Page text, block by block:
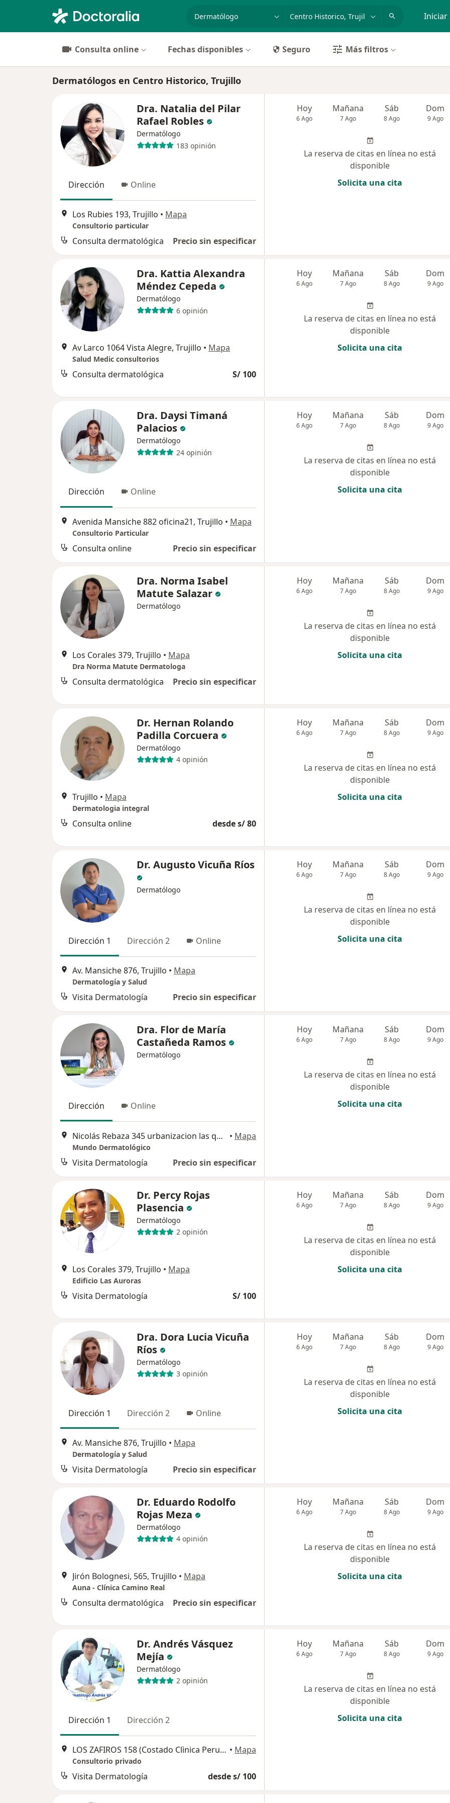
especialidad, enfermedad o nombre Iniciar
Consulta online Fechas disponibles Seguro Más filtros
Dermatólogos en Centro Historico, Trujillo
Dra. Natalia del Pilar
Rafael Robles
Dermatólogo
183 opinión
Dirección Online
Los Rubies 193, Trujillo • Mapa
Consultorio particular
Consulta dermatológica Precio sin especificar
Hoy
6 Ago
Mañana
7 Ago
Sáb
8 Ago
Dom
9 Ago
La reserva de citas en línea no está
disponible
Solicita una cita
Dra. Kattia Alexandra
Méndez Cepeda
Dermatólogo
6 opinión
Av Larco 1064 Vista Alegre, Trujillo • Mapa
Salud Medic consultorios
Consulta dermatológica S/ 100
Hoy
6 Ago
Mañana
7 Ago
Sáb
8 Ago
Dom
9 Ago
La reserva de citas en línea no está
disponible
Solicita una cita
Dra. Daysi Timaná
Palacios
Dermatólogo
24 opinión
Dirección Online
Avenida Mansiche 882 oficina21, Trujillo • Mapa
Consultorio Particular
Consulta online Precio sin especificar
Hoy
6 Ago
Mañana
7 Ago
Sáb
8 Ago
Dom
9 Ago
La reserva de citas en línea no está
disponible
Solicita una cita
Dra. Norma Isabel
Matute Salazar
Dermatólogo
Los Corales 379, Trujillo • Mapa
Dra Norma Matute Dermatologa
Consulta dermatológica Precio sin especificar
Hoy
6 Ago
Mañana
7 Ago
Sáb
8 Ago
Dom
9 Ago
La reserva de citas en línea no está
disponible
Solicita una cita
Dr. Hernan Rolando
Padilla Corcuera
Dermatólogo
4 opinión
Trujillo • Mapa
Dermatologia integral
Consulta online desde s/ 80
Hoy
6 Ago
Mañana
7 Ago
Sáb
8 Ago
Dom
9 Ago
La reserva de citas en línea no está
disponible
Solicita una cita
Dr. Augusto Vicuña Ríos
Dermatólogo
Dirección 1 Dirección 2 Online
Av. Mansiche 876, Trujillo • Mapa
Dermatología y Salud
Visita Dermatología Precio sin especificar
Hoy
6 Ago
Mañana
7 Ago
Sáb
8 Ago
Dom
9 Ago
La reserva de citas en línea no está
disponible
Solicita una cita
Dra. Flor de María
Castañeda Ramos
Dermatólogo
Dirección Online
Nicolás Rebaza 345 urbanizacion las quintanas, Trujillo • Mapa
Mundo Dermatológico
Visita Dermatología Precio sin especificar
Hoy
6 Ago
Mañana
7 Ago
Sáb
8 Ago
Dom
9 Ago
La reserva de citas en línea no está
disponible
Solicita una cita
Dr. Percy Rojas
Plasencia
Dermatólogo
2 opinión
Los Corales 379, Trujillo • Mapa
Edificio Las Auroras
Visita Dermatología S/ 100
Hoy
6 Ago
Mañana
7 Ago
Sáb
8 Ago
Dom
9 Ago
La reserva de citas en línea no está
disponible
Solicita una cita
Dra. Dora Lucia Vicuña
Ríos
Dermatólogo
3 opinión
Dirección 1 Dirección 2 Online
Av. Mansiche 876, Trujillo • Mapa
Dermatología y Salud
Visita Dermatología Precio sin especificar
Hoy
6 Ago
Mañana
7 Ago
Sáb
8 Ago
Dom
9 Ago
La reserva de citas en línea no está
disponible
Solicita una cita
Dr. Eduardo Rodolfo
Rojas Meza
Dermatólogo
4 opinión
Jirón Bolognesi, 565, Trujillo • Mapa
Auna - Clínica Camino Real
Consulta dermatológica Precio sin especificar
Hoy
6 Ago
Mañana
7 Ago
Sáb
8 Ago
Dom
9 Ago
La reserva de citas en línea no está
disponible
Solicita una cita
Dr. Andrés Vásquez
Mejía
Dermatólogo
2 opinión
Dirección 1 Dirección 2
LOS ZAFIROS 158 (Costado Clìnica Peruano Americana), Trujillo • Mapa
Consultorio privado
Visita Dermatología desde s/ 100
Hoy
6 Ago
Mañana
7 Ago
Sáb
8 Ago
Dom
9 Ago
La reserva de citas en línea no está
disponible
Solicita una cita